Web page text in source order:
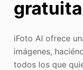
iFoto AI ofrece
imágenes,
todos los que